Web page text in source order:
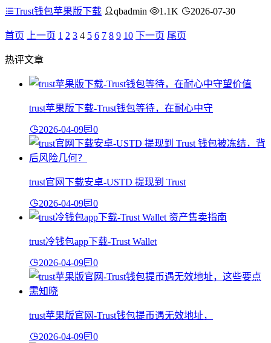
Trust钱包苹果版下载 qbadmin 1.1K 2026-07-30
首页 上一页 1 2 3 4 5 6 7 8 9 10 下一页 尾页
热评文章
trust苹果版下载-Trust钱包等待，在耐心中守
2026-04-09 0
trust官网下载安卓-USTD 提现到 Trust
2026-04-09 0
trust冷钱包app下载-Trust Wallet
2026-04-09 0
trust苹果版官网-Trust钱包提币遇无效地址，
2026-04-09 0